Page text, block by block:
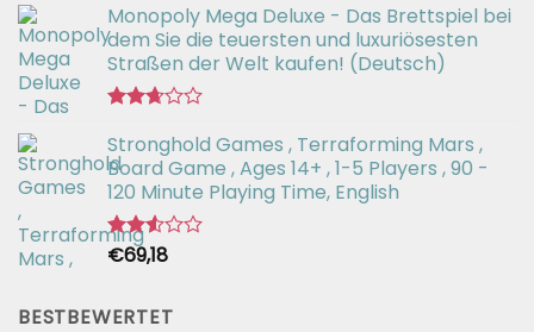
mit
2.66
von 5
Monopoly Mega Deluxe - Das Brettspiel bei
dem Sie die teuersten und luxuriösesten
Straßen der Welt kaufen! (Deutsch)
mit
2.64
von 5
Stronghold Games , Terraforming Mars ,
Board Game , Ages 14+ , 1-5 Players , 90 -
120 Minute Playing Time, English
Bewertet
von 5
€69,18
BESTBEWERTET